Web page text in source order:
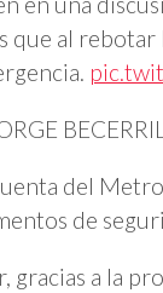
que al rebotar
del
de
gracias a la